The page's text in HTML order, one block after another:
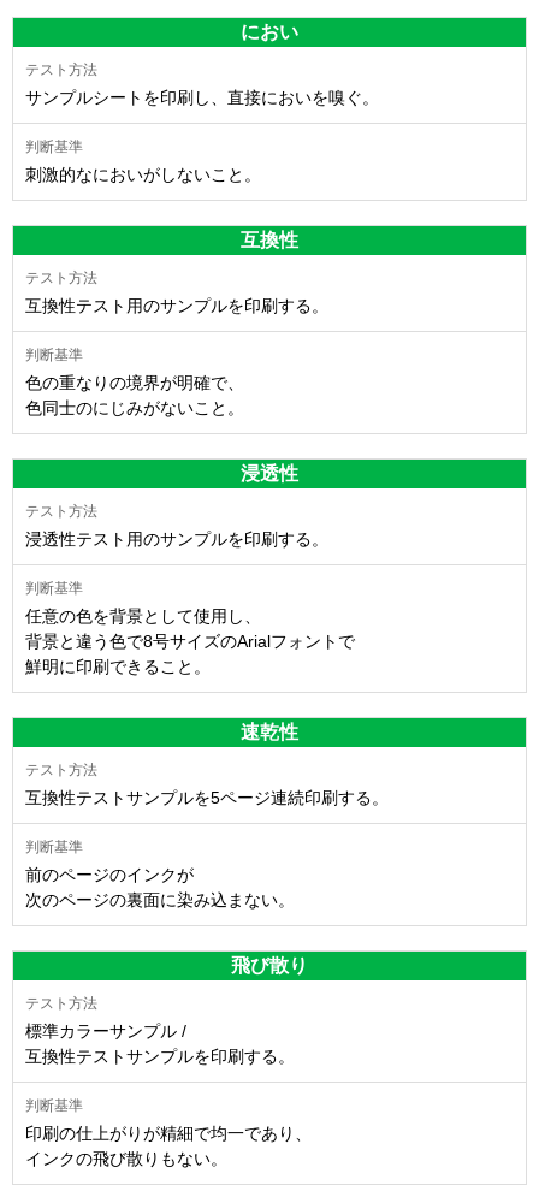
におい
サンプルシートを印刷し、直接においを嗅ぐ。
刺激的なにおいがしないこと。
互換性
互換性テスト用のサンプルを印刷する。
色の重なりの境界が明確で、
色同士のにじみがないこと。
浸透性
浸透性テスト用のサンプルを印刷する。
任意の色を背景として使用し、
背景と違う色で8号サイズのArialフォントで
鮮明に印刷できること。
速乾性
互換性テストサンプルを5ページ連続印刷する。
前のページのインクが
次のページの裏面に染み込まない。
飛び散り
標準カラーサンプル /
互換性テストサンプルを印刷する。
印刷の仕上がりが精細で均一であり、
インクの飛び散りもない。